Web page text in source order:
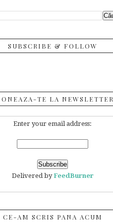
SUBSCRIBE & FOLLOW
TE LA NEWSLETTER
Enter your email address:
Delivered byFeedBurner
CE-AM SCRIS PANA ACUM